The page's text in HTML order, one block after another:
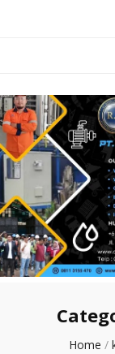
Home /